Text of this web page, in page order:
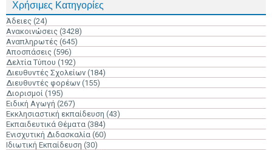
Χρήσιμες Κατηγορίες
Άδειες (24)
Ανακοινώσεις (3428)
Αναπληρωτές (645)
Αποσπάσεις (596)
Δελτία Τύπου (192)
Διευθυντές Σχολείων (184)
Διευθυντές φορέων (155)
Διορισμοί (195)
Ειδική Αγωγή (267)
Εκκλησιαστική εκπαίδευση (43)
Εκπαιδευτικά Θέματα (384)
Ενισχυτική Διδασκαλία (60)
Ιδιωτική Εκπαίδευση (30)